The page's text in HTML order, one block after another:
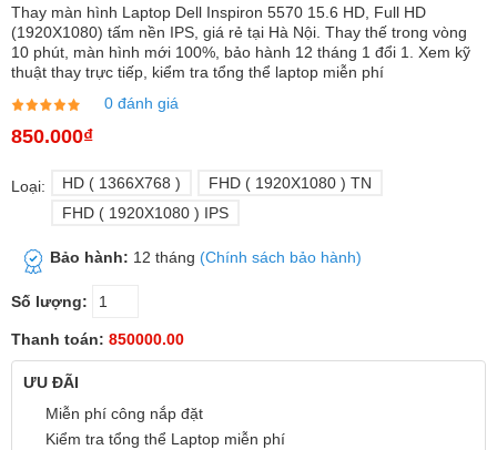
Thay màn hình Laptop Dell Inspiron 5570 15.6 HD, Full HD
(1920X1080) tấm nền IPS, giá rẻ tại Hà Nội. Thay thế trong vòng
10 phút, màn hình mới 100%, bảo hành 12 tháng 1 đổi 1. Xem kỹ
thuật thay trực tiếp, kiểm tra tổng thể laptop miễn phí
0 đánh giá
850.000₫
Loại: HD ( 1366X768 )
FHD ( 1920X1080 ) TN
FHD ( 1920X1080 ) IPS
Bảo hành: 12 tháng (Chính sách bảo hành)
Số lượng:
Thanh toán: 850000.00
ƯU ĐÃI
Miễn phí công nắp đặt
Kiểm tra tổng thể Laptop miễn phí